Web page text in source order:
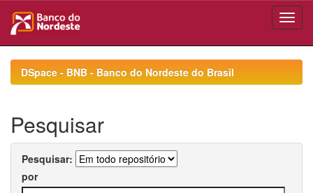
navigationDSpace - BNB - Banco do Nordeste do Brasil
Pesquisar
Pesquisar:
por